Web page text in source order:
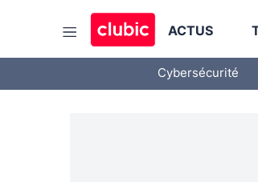
ACTUS
Cybersécurité